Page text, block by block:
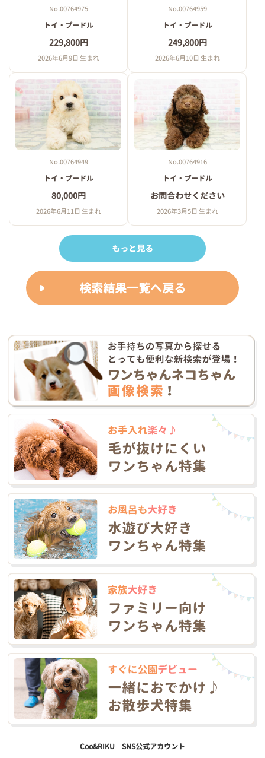
No.00764975
トイ・プードル
229,800円
2026年6月9日 生まれ
No.00764959
トイ・プードル
249,800円
2026年6月10日 生まれ
No.00764949
トイ・プードル
80,000円
2026年6月11日 生まれ
No.00764916
トイ・プードル
お問合わせください
2026年3月5日 生まれ
もっと見る
検索結果一覧へ戻る
Coo&RIKU SNS公式アカウント